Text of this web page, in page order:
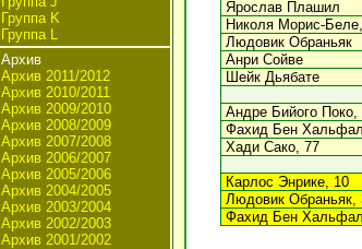
Группа K
Группа L
Архив
Архив 2011/2012
Архив 2010/2011
Архив 2009/2010
Архив 2008/2009
Архив 2007/2008
Архив 2006/2007
Архив 2005/2006
Архив 2004/2005
Архив 2003/2004
Архив 2002/2003
Архив 2001/2002
Ярослав Плашил
Николя Морис-
Людовик Обраньяк
Анри Сойве
Шейк Дьябате
Андре Бийого Поко,
Фахид Бен
Хади Сако, 77
Карлос Энрике, 10
Людовик Обраньяк,
Фахид Бен